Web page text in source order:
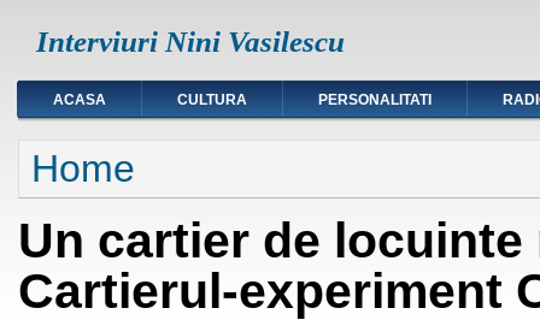
Interviuri Nini Vasilescu
ACASA CULTURA PERSONALITATI
You are here
Home
Un cartier de
Cartierul-experiment